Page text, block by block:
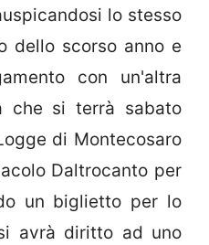
lo stesso
dello scorso anno e
con un'altra
che si terrà sabato
di Montecosaro
Daltrocanto per
un biglietto per lo
avrà diritto ad uno